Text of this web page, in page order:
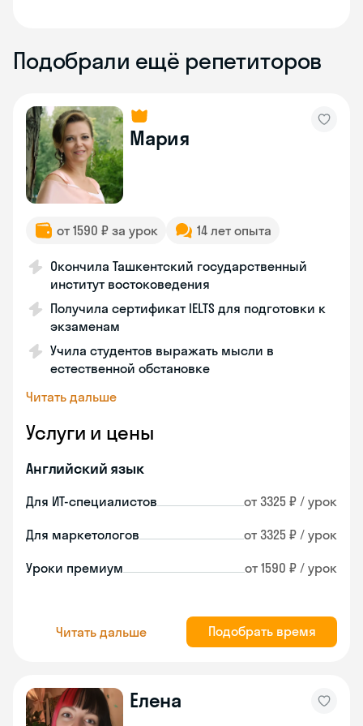
Подобрали ещё репетиторов
Мария
от 1590 ₽ за урок 14 лет опыта
Окончила Ташкентский государственный
институт востоковедения
Получила сертификат IELTS для подготовки к
экзаменам
Учила студентов выражать мысли в
естественной обстановке
Читать дальше
Услуги и цены
Английский язык
Для ИТ-специалистов от 3325 ₽ / урок
Для маркетологов от 3325 ₽ / урок
Уроки премиум от 1590 ₽ / урок
Читать дальше Подобрать время
Елена